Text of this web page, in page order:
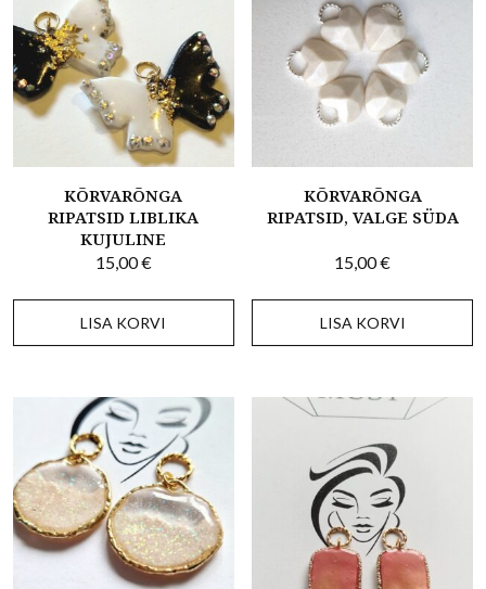
KÕRVARÕNGA
RIPATSID LIBLIKA
KUJULINE
15,00€
LISA KORVI
KÕRVARÕNGA
RIPATSID, VALGE SÜDA
15,00€
LISA KORVI